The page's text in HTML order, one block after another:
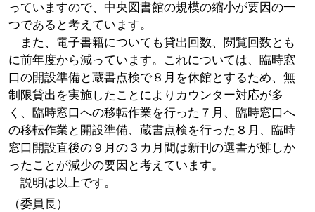
っていますので、中央図書館の規模の縮小が要因の一
つであると考えています。
また、電子書籍についても貸出回数、閲覧回数とも
に前年度から減っています。これについては、臨時窓
口の開設準備と蔵書点検で８月を休館とするため、無
制限貸出を実施したことによりカウンター対応が多
く、臨時窓口への移転作業を行った７月、臨時窓口へ
の移転作業と開設準備、蔵書点検を行った８月、臨時
窓口開設直後の９月の３カ月間は新刊の選書が難しか
ったことが減少の要因と考えています。
説明は以上です。
（委員長）